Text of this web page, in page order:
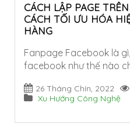
CÁCH LẬP PAGE
CÁCH TỐI ƯU HÓA
HÀNG
Fanpage Facebook là
facebook như thế nào
26 Tháng Chín, 2022
Xu Hướng Công Nghệ